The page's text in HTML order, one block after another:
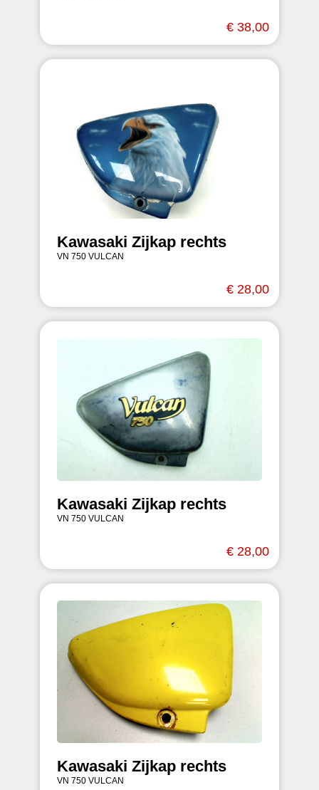
€ 38,00
Kawasaki Zijkap rechts
VN 750 VULCAN
€ 28,00
Kawasaki Zijkap rechts
VN 750 VULCAN
€ 28,00
Kawasaki Zijkap rechts
VN 750 VULCAN